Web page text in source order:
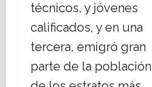
técnicos, y jóvenes
calificados, y en una
tercera, emigró gran
parte de la población